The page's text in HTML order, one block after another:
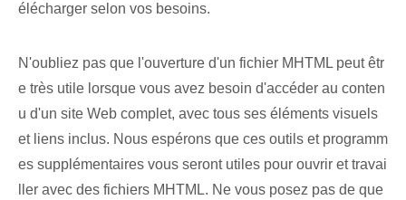
élécharger selon vos besoins⁤.
N'oubliez pas que l'ouverture d'un fichier MHTML peut êtr
e très utile lorsque vous avez besoin d'accéder au conten
u d'un site Web complet, avec tous ses éléments visuels
et liens inclus. Nous espérons que ces outils et programm
es supplémentaires⁢ vous seront utiles pour ouvrir et travai
ller avec des fichiers MHTML. Ne vous posez pas de que